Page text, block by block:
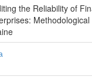
the Reliability of
Methodological